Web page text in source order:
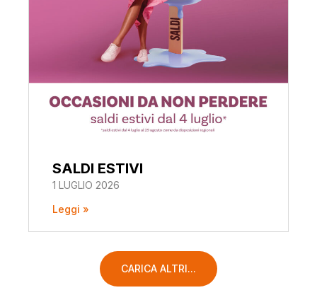
SALDI ESTIVI
1 LUGLIO 2026
Leggi »
CARICA ALTRI...